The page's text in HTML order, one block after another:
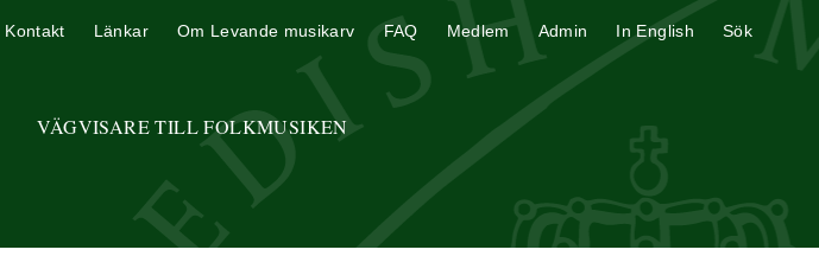
VÄGVISARE TILL FOLKMUSIKEN
Kontakt Länkar Om Levande musikarv FAQ Medlem Admin In English Sök